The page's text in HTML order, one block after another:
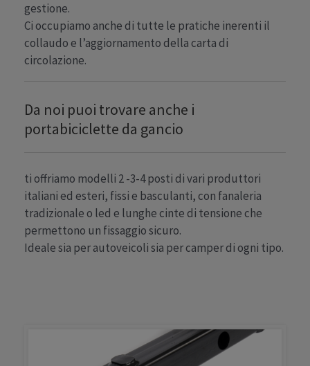
gestione.
Ci occupiamo anche di tutte le pratiche inerenti il
collaudo e l’aggiornamento della carta di
circolazione.
Da noi puoi trovare anche i
portabiciclette da gancio
ti offriamo modelli 2 -3-4 posti di vari produttori
italiani ed esteri, fissi e basculanti, con fanaleria
tradizionale o led e lunghe cinte di tensione che
permettono un fissaggio sicuro.
Ideale sia per autoveicoli sia per camper di ogni tipo.